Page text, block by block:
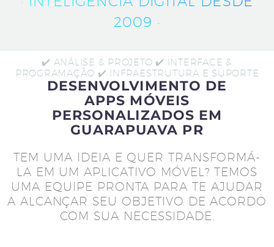
2009 ·
✔️ ANÁLISE & PROJETO ✔️ INTERFACE &
PROGRAMAÇÃO ✔️ INFRAESTRUTURA E SUPORTE
DESENVOLVIMENTO DE
APPS MÓVEIS
PERSONALIZADOS EM
GUARAPUAVA PR
TEM UMA IDEIA E QUER TRANSFORMÁ-
LA EM UM APLICATIVO MÓVEL? TEMOS
UMA EQUIPE PRONTA PARA TE AJUDAR
A ALCANÇAR SEU OBJETIVO DE ACORDO
COM SUA NECESSIDADE.